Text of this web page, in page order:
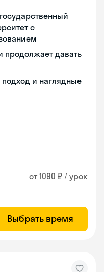
с
продолжает давать
подход и наглядные
от 1090 ₽ / урок
Выбрать время